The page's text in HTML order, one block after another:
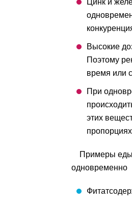
Высокие
Поэтому
время или
При
этих
Примеры еды
одновременно